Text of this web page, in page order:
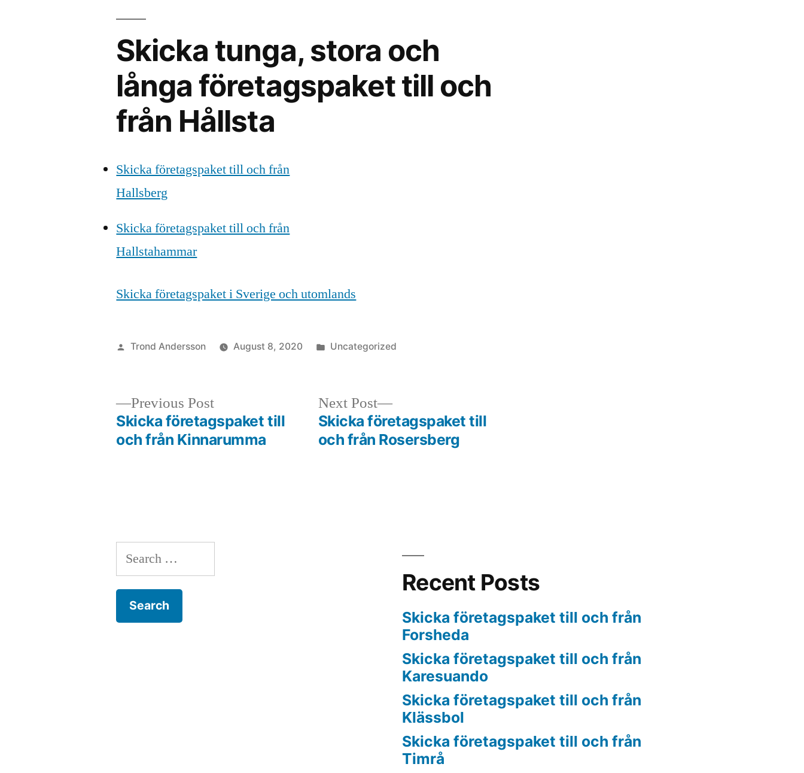
Skicka tunga, stora och
långa företagspaket till och
från Hållsta
Skicka företagspaket till och från
Hallsberg
Skicka företagspaket till och från
Hallstahammar
Skicka företagspaket i Sverige och utomlands
Posted
Trond Andersson August 8, 2020
Posted
Uncategorized
Previous PostPrevious
post:
Skicka företagspaket till
och från Kinnarumma
Next Post
Next
post:
Skicka företagspaket till
och från Rosersberg
Search
for:
Recent Posts
Skicka företagspaket till och från
Forsheda
Skicka företagspaket till och från
Karesuando
Skicka företagspaket till och från
Klässbol
Skicka företagspaket till och från
Timrå